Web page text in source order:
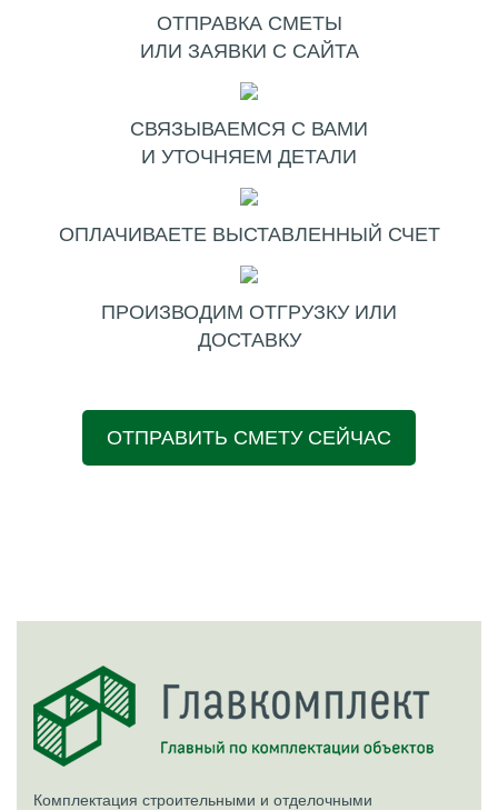
ОТПРАВКА СМЕТЫ
ИЛИ ЗАЯВКИ С САЙТА
СВЯЗЫВАЕМСЯ С ВАМИ
И УТОЧНЯЕМ ДЕТАЛИ
ОПЛАЧИВАЕТЕ ВЫСТАВЛЕННЫЙ СЧЕТ
ПРОИЗВОДИМ ОТГРУЗКУ ИЛИ
ДОСТАВКУ
ОТПРАВИТЬ СМЕТУ СЕЙЧАС
Комплектация строительными и отделочными